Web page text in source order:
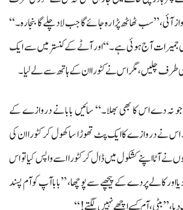
آئی، ’’سب ٹھاٹھ پڑا رہ جائےگا جب لاد چلےگا بنجارہ۔‘‘
کی جمیرات آج ہوئی ہے۔‘‘ اور آٹے کے کنستر میں سے ایک
طرف چلیں، مگر اس نے کٹورا ان کے ہاتھ سے لے لیا۔
نہ دے اس کا بھی بھلا۔‘‘ سائیں بابا نے دروازے کے
نے دروازے کا ایک پٹ تھوڑا سا کھول کر کٹورا ان کی
آٹا اپنے کشکول میں ڈال کر کٹورا اسے واپس کیا تو اس
اور کالے پردے کے پیچھے سے پوچھا، ’’بابا آپ کو آم پسند